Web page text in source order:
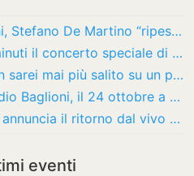
Sanremo Giovani, Stefano De Martino “ripesca” il regolamento di Claudio Baglioni del 2019:…
Sold out in tre minuti il concerto speciale di Baglioni del 24 ottobre a Roma
“Temevo che non sarei mai più salito su un palco, durante la convalescenza ho rivisto la…
Il ritorno di Claudio Baglioni, il 24 ottobre a Piazza di Siena e un anno dopo ai Fori…
Claudio Baglioni annuncia il ritorno dal vivo dopo i problemi di salute. Le due date di…
eventi